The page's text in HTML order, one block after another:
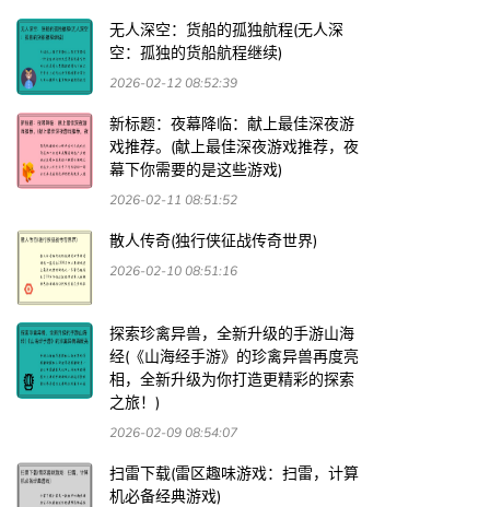
无人深空：货船的孤独航程(无人深
空：孤独的货船航程继续)
2026-02-12 08:52:39
新标题：夜幕降临：献上最佳深夜游
戏推荐。(献上最佳深夜游戏推荐，夜
幕下你需要的是这些游戏)
2026-02-11 08:51:52
散人传奇(独行侠征战传奇世界)
2026-02-10 08:51:16
探索珍禽异兽，全新升级的手游山海
经(《山海经手游》的珍禽异兽再度亮
相，全新升级为你打造更精彩的探索
之旅！)
2026-02-09 08:54:07
扫雷下载(雷区趣味游戏：扫雷，计算
机必备经典游戏)